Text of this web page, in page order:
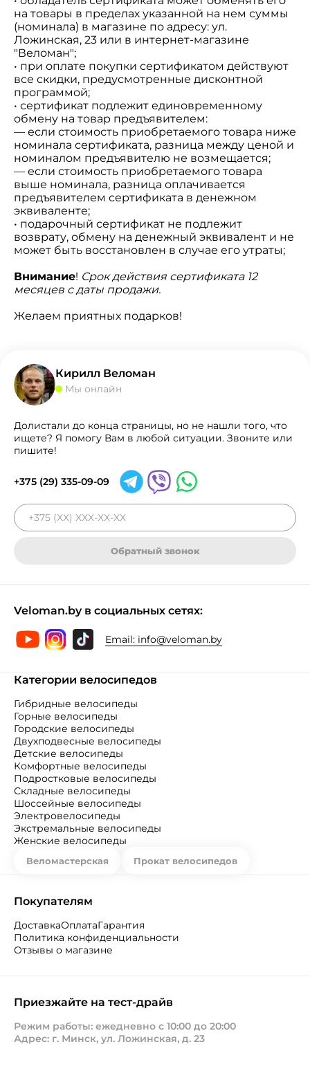
на товары в пределах указанной на нем суммы
(номинала) в магазине по адресу: ул.
Ложинская, 23 или в интернет-магазине
"Веломан";
• при оплате покупки сертификатом действуют
все скидки, предусмотренные дисконтной
программой;
• сертификат подлежит единовременному
обмену на товар предъявителем:
— если стоимость приобретаемого товара ниже
номинала сертификата, разница между ценой и
номиналом предъявителю не возмещается;
— если стоимость приобретаемого товара
выше номинала, разница оплачивается
предъявителем сертификата в денежном
эквиваленте;
• подарочный сертификат не подлежит
возврату, обмену на денежный эквивалент и не
может быть восстановлен в случае его утраты;
Внимание! Срок действия сертификата 12
месяцев с даты продажи.
Желаем приятных подарков!
Кирилл Веломан
Мы онлайн
Долистали до конца страницы, но не нашли того, что
ищете? Я помогу Вам в любой ситуации. Звоните или
пишите!
+375 (29) 335-09-09
Обратный звонок
Veloman.by в социальных сетях:
Email: info@veloman.by
Категории велосипедов
Гибридные велосипеды
Горные велосипеды
Городские велосипеды
Двухподвесные велосипеды
Детские велосипеды
Комфортные велосипеды
Подростковые велосипеды
Складные велосипеды
Шоссейные велосипеды
Электровелосипеды
Экстремальные велосипеды
Женские велосипеды
Веломастерская Прокат велосипедов
Покупателям
ДоставкаОплатаГарантия
Политика конфиденциальности
Отзывы о магазине
Приезжайте на тест-драйв
Режим работы: ежедневно с 10:00 до 20:00
Адрес: г. Минск, ул. Ложинская, д. 23